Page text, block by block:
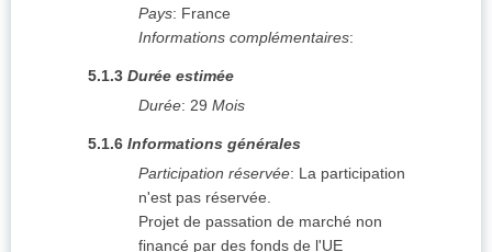
Pays: France
Informations complémentaires:
5.1.3 Durée estimée
Durée: 29 Mois
5.1.6 Informations générales
Participation réservée: La participation
n'est pas réservée.
Projet de passation de marché non
financé par des fonds de l'UE